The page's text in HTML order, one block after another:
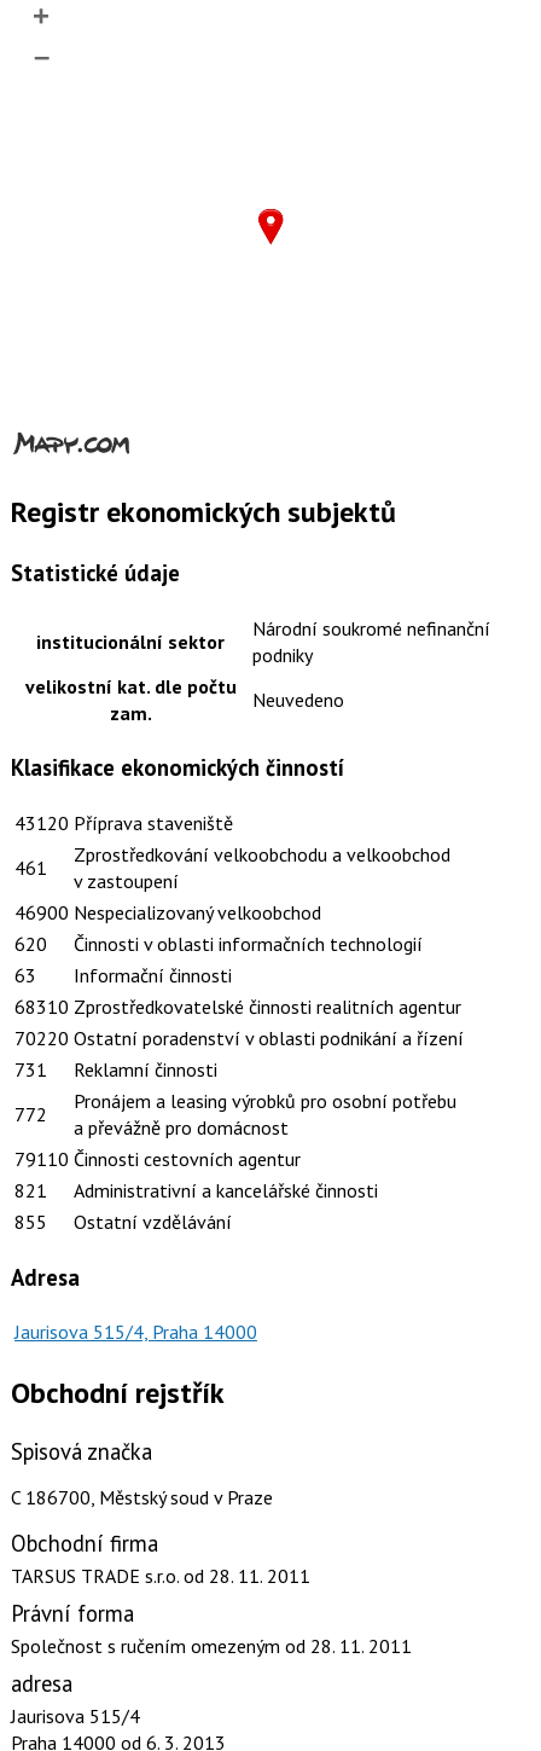
+
–
Registr ekonomických subjektů
Statistické údaje
institucionální sektor
Národní soukromé nefinanční
podniky
velikostní kat. dle počtu
zam.
Neuvedeno
Klasifikace ekonomických činností
43120 Příprava staveniště
461
Zprostředkování velkoobchodu a velkoobchod
v zastoupení
46900 Nespecializovaný velkoobchod
620
Činnosti v oblasti informačních technologií
63
Informační činnosti
68310 Zprostředkovatelské činnosti realitních agentur
70220 Ostatní poradenství v oblasti podnikání a řízení
731
Reklamní činnosti
772
Pronájem a leasing výrobků pro osobní potřebu
a převážně pro domácnost
79110 Činnosti cestovních agentur
821
Administrativní a kancelářské činnosti
855
Ostatní vzdělávání
Adresa
Jaurisova 515/4, Praha 14000
Obchodní rejstřík
Spisová značka
C 186700, Městský soud v Praze
Obchodní firma
TARSUS TRADE s.r.o. od 28. 11. 2011
Právní forma
Společnost s ručením omezeným od 28. 11. 2011
adresa
Jaurisova 515/4
Praha 14000 od 6. 3. 2013